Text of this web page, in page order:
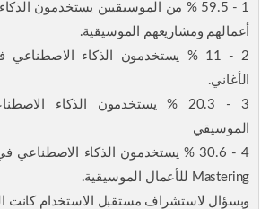
1 - 59.5 % من الموسيقيين يستخدمون
أعمالهم ومشاريعهم الموسيقية.
2 - 11 % يستخدمون الذكاء الاصطناعي
الأغاني.
3 - 20.3 % يستخدمون الذكاء
الموسيقي
4 - 30.6 % يستخدمون الذكاء الاصطناعي
Mastering للأعمال الموسيقية.
وبسؤال لاستشراف مستقبل الاستخدام كانت